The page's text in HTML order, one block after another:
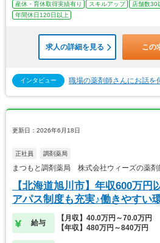
産休・育休取得実績有り
スキルアップ 店舗数30
年間休日120日以上
求人の詳細を見る この
インタビュー 職場の薬剤師さんにお話を
更新日：2026年6月18日
正社員 調剤薬局
まつもと調剤薬局 株式会社ウィーズの薬剤
【北海道旭川市】年収600万円
アパス制度も充実♪働きやすい
給与
【月収】40.0万円～70.0万円
【年収】480万円～840万円